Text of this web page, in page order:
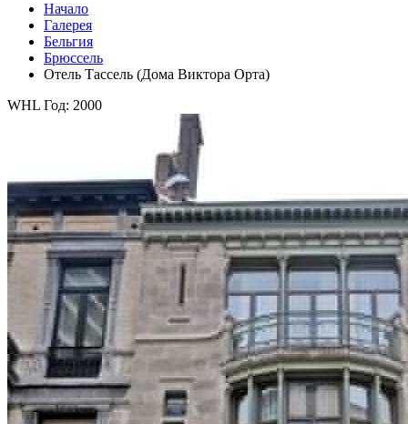
Начало
Галерея
Бельгия
Брюссель
Отель Тассель (Дома Виктора Орта)
WHL Год: 2000